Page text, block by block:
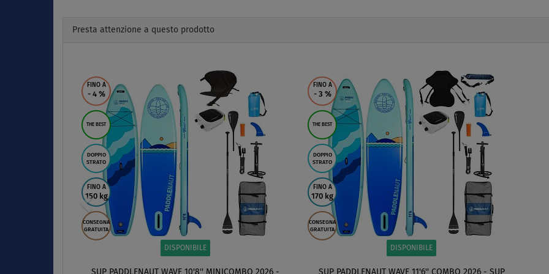
Presta attenzione a questo prodotto
FINO A
- 4 %
THE BEST
DOPPIO
STRATO
FINO A
150 kg
CONSEGNA
GRATUITA
DISPONIBILE
SUP PADDLENAUT WAVE 10'8'' MINICOMBO 2026 -
FINO A
- 3 %
THE BEST
DOPPIO
STRATO
FINO A
170 kg
CONSEGNA
GRATUITA
DISPONIBILE
SUP PADDLENAUT WAVE 11'6'' COMBO 2026 - SUP